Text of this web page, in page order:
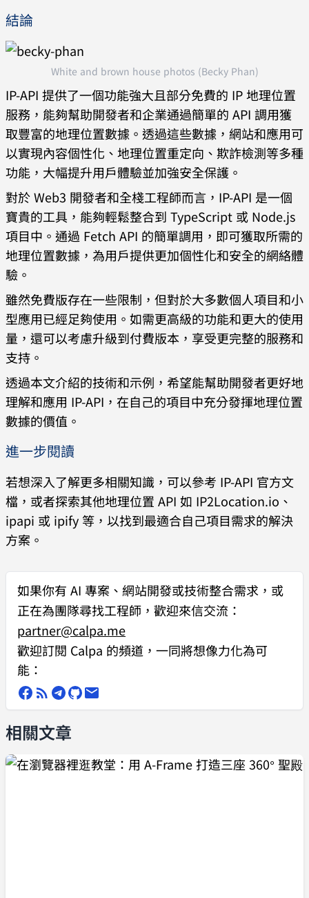
結論
White and brown house photos (Becky Phan)
IP-API 提供了一個功能強大且部分免費的 IP 地理位置
服務，能夠幫助開發者和企業通過簡單的 API 調用獲
取豐富的地理位置數據。透過這些數據，網站和應用可
以實現內容個性化、地理位置重定向、欺詐檢測等多種
功能，大幅提升用戶體驗並加強安全保護。
對於 Web3 開發者和全棧工程師而言，IP-API 是一個
寶貴的工具，能夠輕鬆整合到 TypeScript 或 Node.js
項目中。通過 Fetch API 的簡單調用，即可獲取所需的
地理位置數據，為用戶提供更加個性化和安全的網絡體
驗。
雖然免費版存在一些限制，但對於大多數個人項目和小
型應用已經足夠使用。如需更高級的功能和更大的使用
量，還可以考慮升級到付費版本，享受更完整的服務和
支持。
透過本文介紹的技術和示例，希望能幫助開發者更好地
理解和應用 IP-API，在自己的項目中充分發揮地理位置
數據的價值。
進一步閱讀
若想深入了解更多相關知識，可以參考 IP-API 官方文
檔，或者探索其他地理位置 API 如 IP2Location.io、
ipapi 或 ipify 等，以找到最適合自己項目需求的解決
方案。
如果你有 AI 專案、網站開發或技術整合需求 ，或
正在為團隊尋找工程師，歡迎來信交流：
partner@calpa.me
歡迎訂閱 Calpa 的頻道，一同將想像力化為可
能：
相關文章